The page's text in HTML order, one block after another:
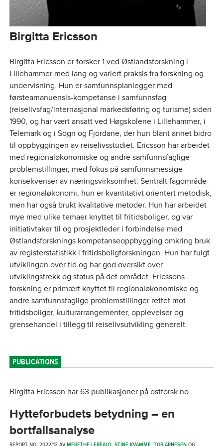
Birgitta Ericsson
Birgitta Ericsson er forsker 1 ved Østlandsforskning i
Lillehammer med lang og variert praksis fra forskning og
undervisning. Hun er samfunnsplanlegger med
førsteamanuensis-kompetanse i samfunnsfag
(reiselivsfag/internasjonal markedsføring og turisme) siden
1990, og har vært ansatt ved Høgskolene i Lillehammer, i
Telemark og i Sogn og Fjordane, der hun blant annet bidro
til oppbyggingen av reiselivsstudiet. Ericsson har arbeidet
med regionaløkonomiske og andre samfunnsfaglige
problemstillinger, med fokus på samfunnsmessige
konsekvenser av næringsvirksomhet. Sentralt fagområde
er regionaløkonomi, hun er kvantitativt orientert metodisk,
men har også brukt kvalitative metoder. Hun har arbeidet
mye med ulike temaer knyttet til fritidsboliger, og var
initiativtaker til og prosjektleder i forbindelse med
Østlandsforsknings kompetanseoppbygging omkring bruk
av registerstatistikk i fritidsboligforskningen. Hun har fulgt
utviklingen over tid og har god oversikt over
utviklingstrekk og status på det området. Ericssons
forskning er primært knyttet til regionaløkonomiske og
andre samfunnsfaglige problemstillinger rettet mot
fritidsboliger, kulturarrangementer, opplevelser og
grensehandel i tillegg til reiselivsutvikling generelt.
PUBLICATIONS
Birgitta Ericsson har 63 publikasjoner på ostforsk.no.
Hytteforbudets betydning – en
bortfallsanalyse
REPORT NO. 2022/12 AVMERETHE LERFALD, STINE KVAMME, TOR ARNESENOG